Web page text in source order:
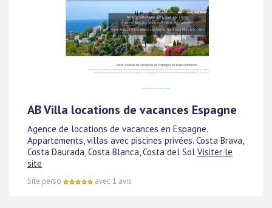
AB Villa locations de vacances Espagne
Agence de locations de vacances en Espagne.
Appartements, villas avec piscines privées. Costa Brava,
Costa Daurada, Costa Blanca, Costa del Sol Visiter le
site
Site perso avec 1 avis